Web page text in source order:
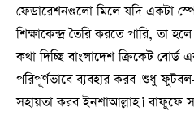
ফেডারেশনগুলো মিলে যদি একটা
শিক্ষাকেন্দ্র তৈরি করতে পারি, তা
কথা দিচ্ছি বাংলাদেশ ক্রিকেট
পরিপূর্ণভাবে ব্যবহার করব। শুধু
সহায়তা করব ইনশাআল্লাহ।’